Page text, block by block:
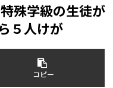
殊学級の生徒が
５人けが
コピー